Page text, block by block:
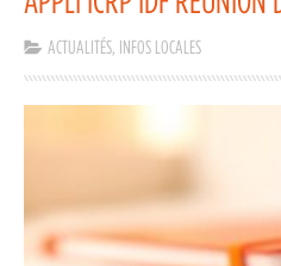
ACTUALITÉS INFOS LOCALES